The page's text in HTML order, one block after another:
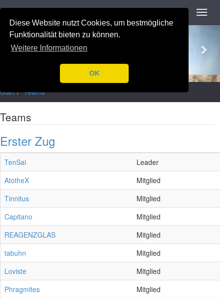
Diese Website nutzt Cookies, um bestmögliche
Funktionalität bieten zu können.
Weitere Informationen
OK
Navigation
Previous
Start Teams
Teams
Erster Zug
TenSai
Leader
AtotheX
Mitglied
Tinnitus
Mitglied
Capitano
Mitglied
REAGENZGLAS
Mitglied
tabuhn
Mitglied
Loviste
Mitglied
Phragmites
Mitglied